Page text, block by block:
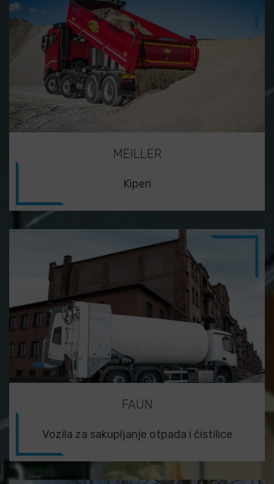
MEILLER
Kiperi
FAUN
Vozila za sakupljanje otpada i čistilice